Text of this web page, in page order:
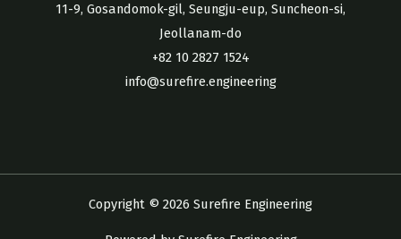
11-9, Gosandomok-gil, Seungju-eup, Suncheon-si,
Jeollanam-do
+82 10 2827 1524
info@surefire.engineering
Copyright © 2026 Surefire Engineering